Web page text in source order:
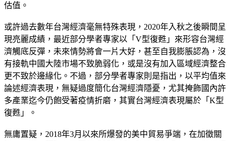
估值。
或許過去數年台灣經濟毫無特殊表現，2020年入秋之後瞬間呈
現亮麗成績，最近部分學者專家以「V型復甦」來形容台灣經
濟觸底反彈，未來情勢將會一片大好，甚至自我膨脹認為，沒
有接軌中國大陸市場不致脆弱化，或是沒有加入區域經濟整合
更不致於邊緣化。不過，部分學者專家則是指出，以平均值來
論述經濟表現，無疑過度簡化台灣經濟隱憂，尤其掩飾國內許
多產業迄今仍飽受著疫情折磨，其實台灣經濟表現屬於「K型
復甦」。
無庸置疑，2018年3月以來所爆發的美中貿易爭端，在加徵關